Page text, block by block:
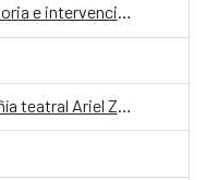
Taller «Archivos familiares: memoria e intervención»